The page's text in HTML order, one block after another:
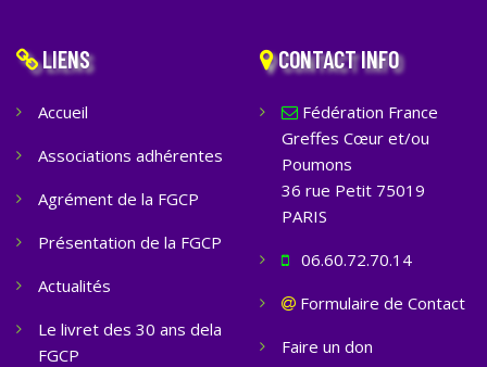
LIENS
Accueil
Associations adhérentes
Agrément de la FGCP
Présentation de la FGCP
Actualités
Le livret des 30 ans dela
FGCP
CONTACT INFO
Fédération France
Greffes Cœur et/ou
Poumons
36 rue Petit 75019
PARIS
06.60.72.70.14
Formulaire de Contact
Faire un don